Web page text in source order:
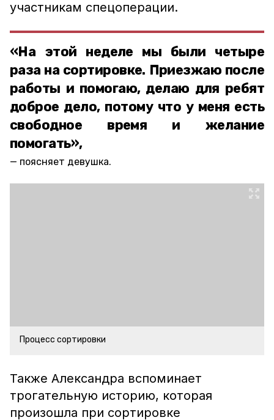
участникам спецоперации.
«На этой неделе мы были четыре
раза на сортировке. Приезжаю после
работы и помогаю, делаю для ребят
доброе дело, потому что у меня есть
свободное время и желание
помогать»,
поясняет девушка.
Процесс сортировки
Также Александра вспоминает
трогательную историю, которая
произошла при сортировке